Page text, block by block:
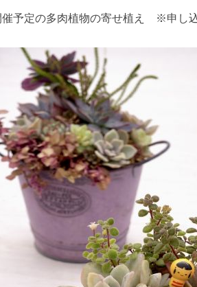
催予定の多肉植物の寄せ植え ※申し